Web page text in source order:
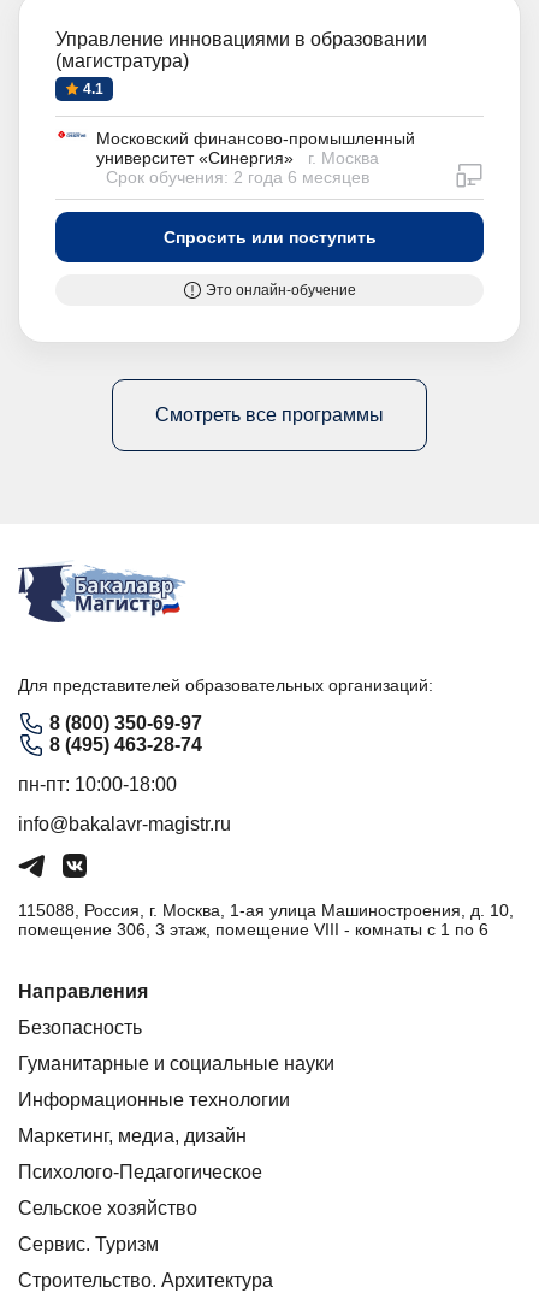
Управление инновациями в образовании
(магистратура)
4.1
Московский финансово-промышленный
университет «Синергия»
г. Москва
Срок обучения: 2 года 6 месяцев
Спросить или поступить
Это онлайн-обучение
Смотреть все программы
Для представителей образовательных организаций:
8 (800) 350-69-97
8 (495) 463-28-74
пн-пт: 10:00-18:00
info@bakalavr-magistr.ru
115088, Россия, г. Москва, 1-ая улица Машиностроения, д. 10,
помещение 306, 3 этаж, помещение VIII - комнаты с 1 по 6
Направления
Безопасность
Гуманитарные и социальные науки
Информационные технологии
Маркетинг, медиа, дизайн
Психолого-Педагогическое
Сельское хозяйство
Сервис. Туризм
Строительство. Архитектура